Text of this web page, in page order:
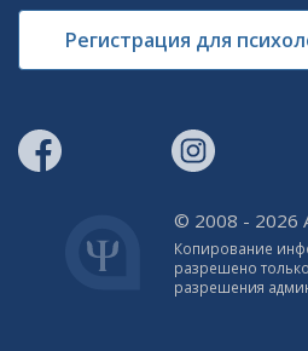
Регистрация для
© 2008 - 2026
Копирование
разрешено
разрешения